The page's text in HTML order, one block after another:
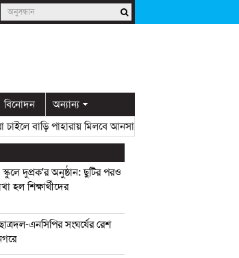
বিনোদন অন্যান্য
বাড়ি পাহারায় মিলবে আনসার সদস্য: ডিসি মামুন
স্কুলে দুপ্রক’র অনুষ্ঠান: ছুটির পরও
হল শিক্ষার্থীদের
এনসিপির সংঘর্ষের রেশ